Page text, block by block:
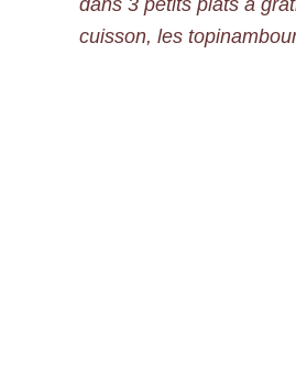
dans 3 petits plats à
cuisson, les